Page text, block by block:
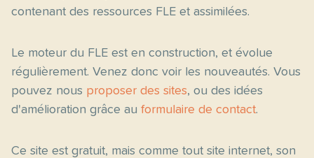
contenant des ressources FLE et assimilées.
Le moteur du FLE est en construction, et évolue
régulièrement. Venez donc voir les nouveautés. Vous
pouvez nous proposer des sites, ou des idées
d'amélioration grâce au formulaire de contact.
Ce site est gratuit, mais comme tout site internet, son